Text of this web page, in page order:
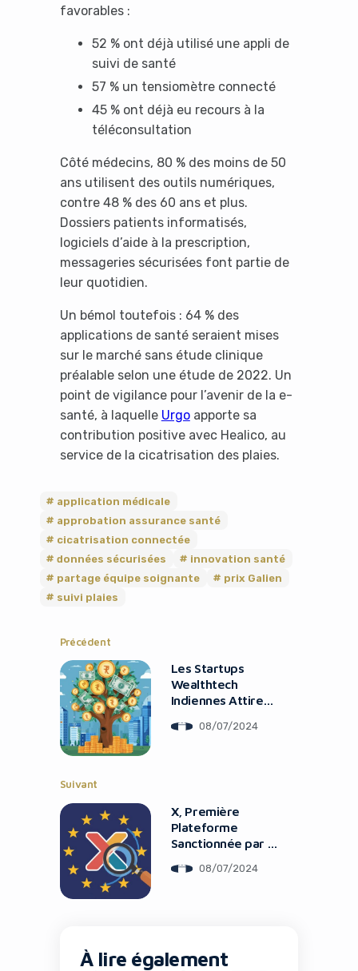
favorables :
52 % ont déjà utilisé une appli de
suivi de santé
57 % un tensiomètre connecté
45 % ont déjà eu recours à la
téléconsultation
Côté médecins, 80 % des moins de 50
ans utilisent des outils numériques,
contre 48 % des 60 ans et plus.
Dossiers patients informatisés,
logiciels d’aide à la prescription,
messageries sécurisées font partie de
leur quotidien.
Un bémol toutefois : 64 % des
applications de santé seraient mises
sur le marché sans étude clinique
préalable selon une étude de 2022. Un
point de vigilance pour l’avenir de la e-
santé, à laquelle Urgoapporte sa
contribution positive avec Healico, au
service de la cicatrisation des plaies.
application médicale
approbation assurance santé
cicatrisation connectée
données sécurisées
innovation santé
partage équipe soignante
prix Galien
suivi plaies
Précédent
Les Startups
Wealthtech
Indiennes Attirent
08/07/2024
Suivant
X, Première
Plateforme
Sanctionnée par le
Conséquences ?
08/07/2024
À lire également
It looks like you're
using an ad-blocker!